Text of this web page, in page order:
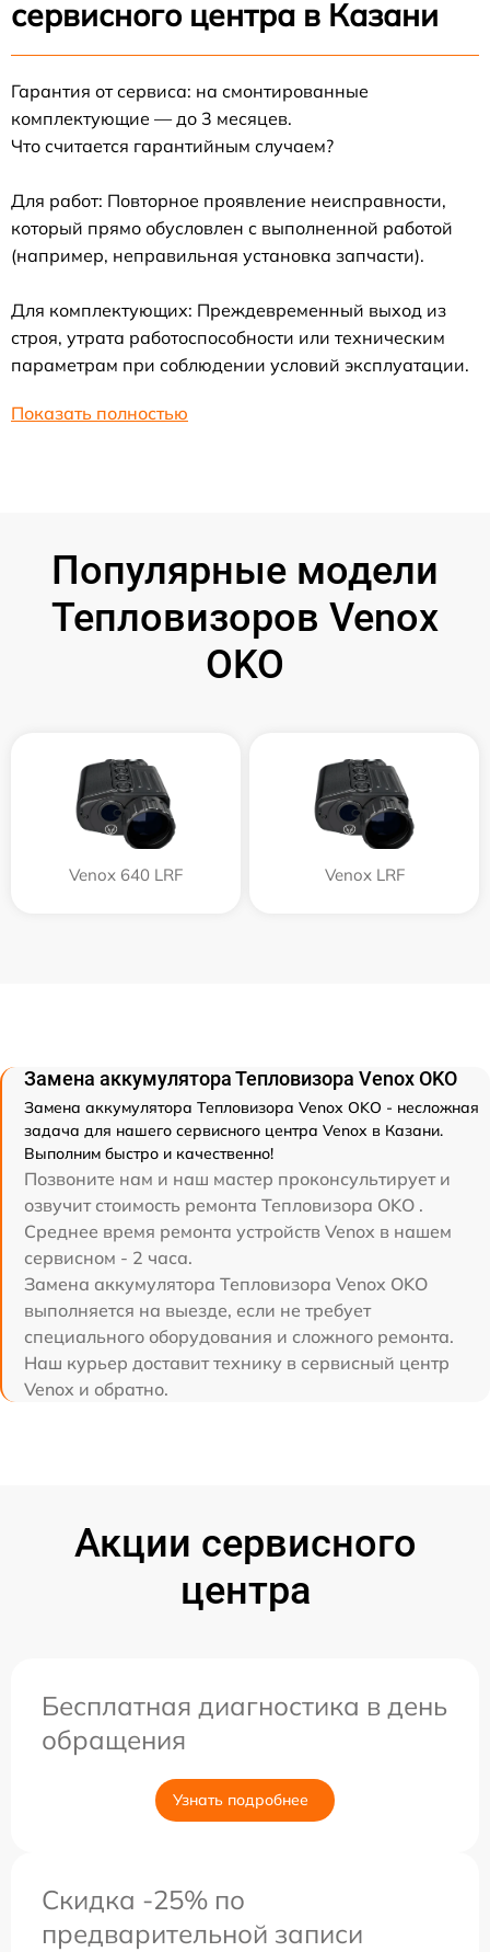
сервисного центра в Казани
Гарантия от сервиса: на смонтированные
комплектующие — до 3 месяцев.
Что считается гарантийным случаем?
Для работ: Повторное проявление неисправности,
который прямо обусловлен с выполненной работой
(например, неправильная установка запчасти).
Для комплектующих: Преждевременный выход из
строя, утрата работоспособности или техническим
параметрам при соблюдении условий эксплуатации.
Показать полностью
Популярные модели
Тепловизоров Venox
OKO
Venox 640 LRF Venox LRF
Замена аккумулятора Тепловизора Venox OKO
Замена аккумулятора Тепловизора Venox OKO - несложная
задача для нашего сервисного центра Venox в Казани.
Выполним быстро и качественно!
Позвоните нам и наш мастер проконсультирует и
озвучит стоимость ремонта Тепловизора OKO .
Среднее время ремонта устройств Venox в нашем
сервисном - 2 часа.
Замена аккумулятора Тепловизора Venox OKO
выполняется на выезде, если не требует
специального оборудования и сложного ремонта.
Наш курьер доставит технику в сервисный центр
Venox и обратно.
Акции сервисного
центра
Бесплатная диагностика в день
обращения
Узнать подробнее
Скидка -25% по
предварительной записи